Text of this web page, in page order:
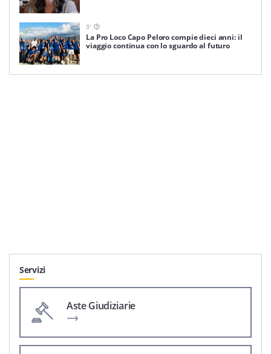
3'
La Pro Loco Capo Peloro compie dieci anni: il
viaggio continua con lo sguardo al futuro
Servizi
Aste Giudiziarie